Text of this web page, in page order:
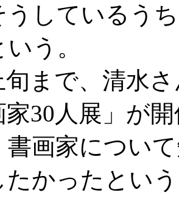
うしているう
う。
まで、清水
30人展」が
書画家につい
たかったとい